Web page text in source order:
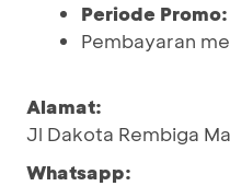
Periode
Pembayaran
Alamat:
Jl Dakota Rembiga
Whatsapp: